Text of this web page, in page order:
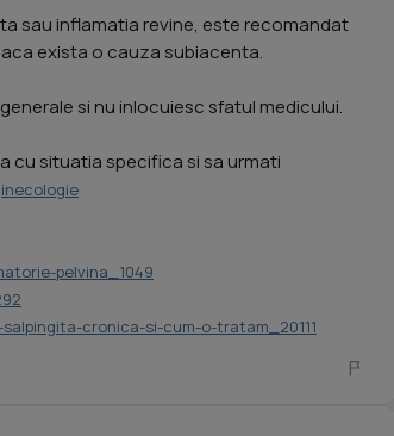
sau inflamatia revine, este recomandat
exista o cauza subiacenta.
si nu inlocuiesc sfatul medicului.
cu situatia specifica si sa urmati
pelvina_1049
cronica-si-cum-o-tratam_20111